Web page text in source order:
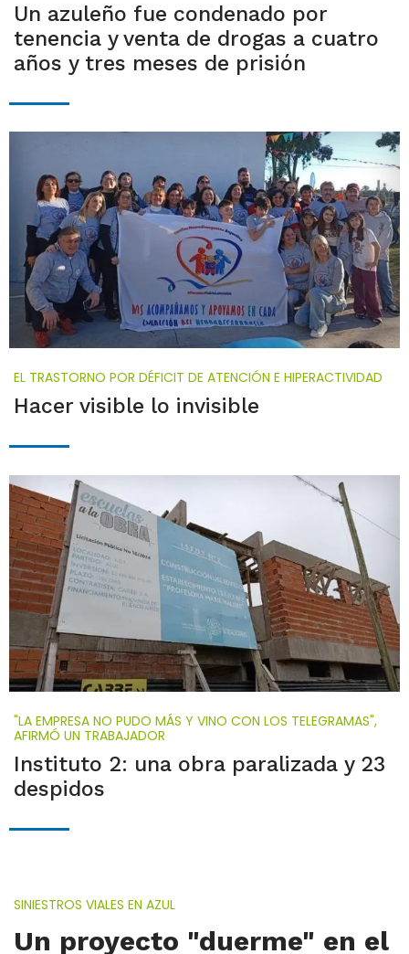
Un azuleño fue condenado por
tenencia y venta de drogas a cuatro
años y tres meses de prisión
EL TRASTORNO POR DÉFICIT DE ATENCIÓN E HIPERACTIVIDAD
Hacer visible lo invisible
"LA EMPRESA NO PUDO MÁS Y VINO CON LOS TELEGRAMAS",
AFIRMÓ UN TRABAJADOR
Instituto 2: una obra paralizada y 23
despidos
SINIESTROS VIALES EN AZUL
Un proyecto "duerme" en el